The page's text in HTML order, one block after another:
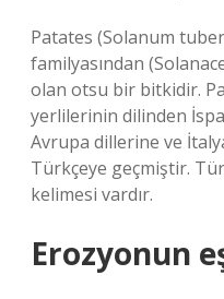
Patates (Solanum
familyasından
olan otsu bir bitkidir.
yerlilerinin dilinden
Avrupa dillerine ve
Türkçeye geçmiştir.
kelimesi vardır.
Erozyonun